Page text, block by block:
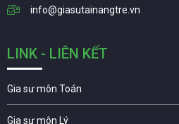
info@giasutainangtre.vn
LINK - LIÊN KẾT
Gia sư môn Toán
Gia sư môn Lý